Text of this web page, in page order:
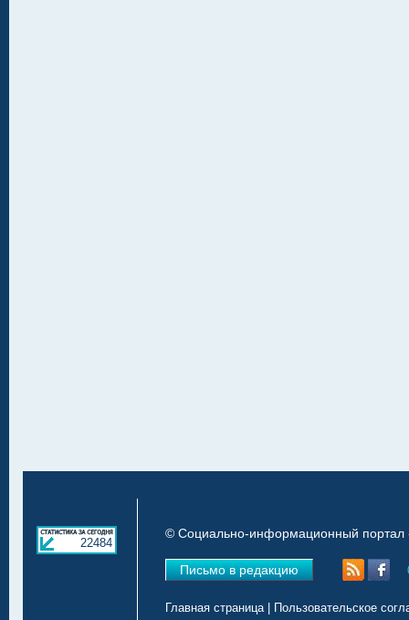
22484
© Социально-информационный портал
Письмо в редакцию
Главная страница| Пользовательское